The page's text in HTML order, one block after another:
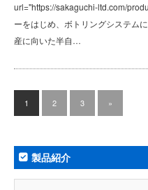
url="https://sakaguchi-ltd.com/
ーをはじめ、ボトリングシステム
産に向いた半自…
1 2 3 »
製品紹介